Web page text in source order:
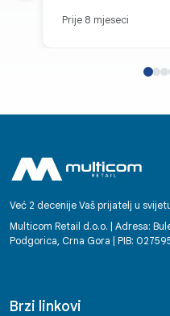
Prije 8 mjeseci
Već 2 decenije Vaš prijatelj u
Multicom Retail d.o.o. | Adresa:
Podgorica, Crna Gora | PIB:
Brzi linkovi